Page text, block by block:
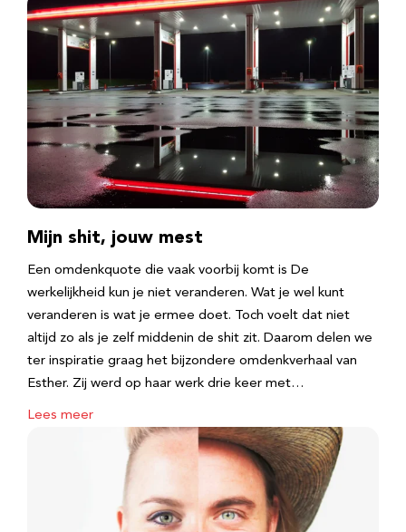
Mijn shit, jouw mest
Een omdenkquote die vaak voorbij komt is De
werkelijkheid kun je niet veranderen. Wat je wel kunt
veranderen is wat je ermee doet. Toch voelt dat niet
altijd zo als je zelf middenin de shit zit. Daarom delen we
ter inspiratie graag het bijzondere omdenkverhaal van
Esther. Zij werd op haar werk drie keer met…
Lees meer